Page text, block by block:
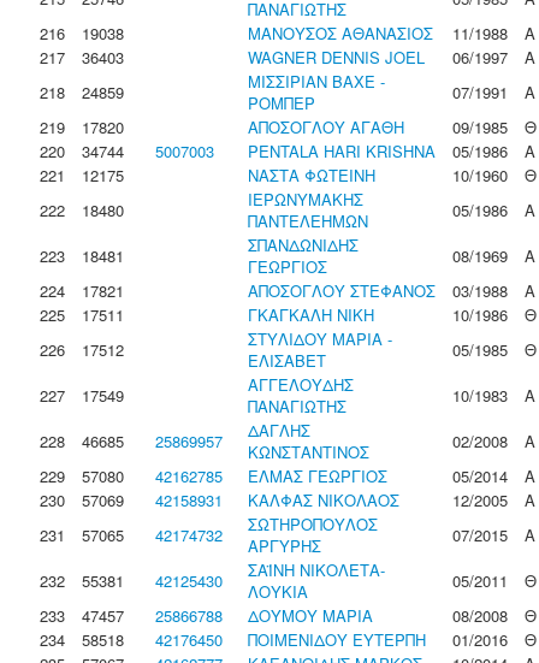
ΠΑΝΑΓΙΩΤΗΣ
216
19038 ΜΑΝΟΥΣΟΣ ΑΘΑΝΑΣΙΟΣ 11/1988
Α
217
36403 WAGNER DENNIS JOEL 06/1997
Α
218
24859
ΜΙΣΣΙΡΙΑΝ ΒΑΧΕ -
ΡΟΜΠΕΡ
07/1991
Α
219
17820 ΑΠΟΣΟΓΛΟΥ ΑΓΑΘΗ 09/1985
Θ
220
34744 5007003 PENTALA HARI KRISHNA 05/1986
Α
221
12175 ΝΑΣΤΑ ΦΩΤΕΙΝΗ 10/1960
Θ
222
18480
ΙΕΡΩΝΥΜΑΚΗΣ
ΠΑΝΤΕΛΕΗΜΩΝ
05/1986
Α
223
18481
ΣΠΑΝΔΩΝΙΔΗΣ
ΓΕΩΡΓΙΟΣ
08/1969
Α
224
17821 ΑΠΟΣΟΓΛΟΥ ΣΤΕΦΑΝΟΣ 03/1988
Α
225
17511 ΓΚΑΓΚΑΛΗ ΝΙΚΗ 10/1986
Θ
226
17512
ΣΤΥΛΙΔΟΥ ΜΑΡΙΑ -
ΕΛΙΣΑΒΕΤ
05/1985
Θ
227
17549
ΑΓΓΕΛΟΥΔΗΣ
ΠΑΝΑΓΙΩΤΗΣ
10/1983
Α
228
46685 25869957
ΔΑΓΛΗΣ
ΚΩΝΣΤΑΝΤΙΝΟΣ
02/2008
Α
229
57080 42162785 ΕΛΜΑΣ ΓΕΩΡΓΙΟΣ 05/2014
Α
230
57069 42158931 ΚΑΛΦΑΣ ΝΙΚΟΛΑΟΣ 12/2005
Α
231
57065 42174732
ΣΩΤΗΡΟΠΟΥΛΟΣ
ΑΡΓΥΡΗΣ
07/2015
Α
232
55381 42125430
ΣΑΪΝΗ ΝΙΚΟΛΕΤΑ-
ΛΟΥΚΙΑ
05/2011
Θ
233
47457 25866788 ΔΟΥΜΟΥ ΜΑΡΙΑ 08/2008
Θ
234
58518 42176450 ΠΟΙΜΕΝΙΔΟΥ ΕΥΤΕΡΠΗ 01/2016
Θ